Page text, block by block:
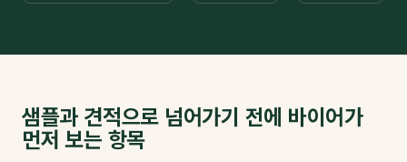
샘플과 견적으로 넘어가기 전에 바이어가
먼저 보는 항목